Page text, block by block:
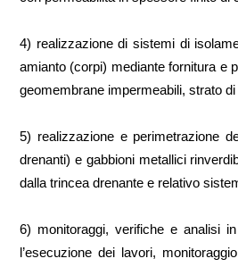
4) realizzazione di sistemi di
amianto (corpi) mediante fornitura e
geomembrane impermeabili, strato
5) realizzazione e perimetrazione
drenanti) e gabbioni metallici
dalla trincea drenante e relativo
6) monitoraggi, verifiche e analisi
l’esecuzione dei lavori,